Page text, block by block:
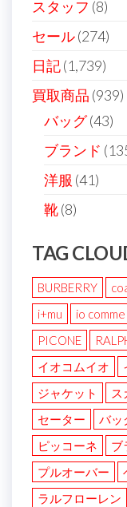
スタッフ (8)
セール(274)
日記(1,739)
買取商品 (939)
バッグ(43)
ブランド
洋服 (41)
靴(8)
TAG
BURBERRY
i+mu
io
PICONE
イオコムイオ
ジャケット
ス
セーター
バッ
ピッコーネ
ブ
プルオーバー
ラルフローレン